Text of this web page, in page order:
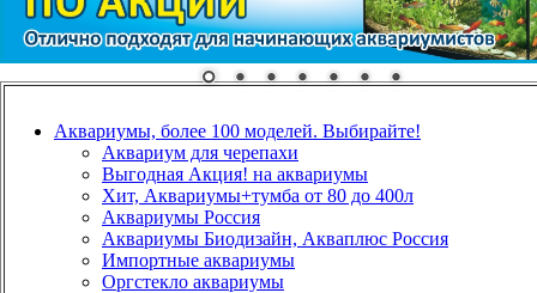
Аквариумы, более 100 моделей. Выбирайте!
Аквариум для черепахи
Выгодная Акция! на аквариумы
Хит, Аквариумы+тумба от 80 до 400л
Аквариумы Россия
Аквариумы Биодизайн, Акваплюс Россия
Импортные аквариумы
Оргстекло аквариумы